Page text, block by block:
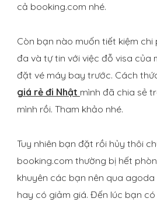
cả booking.com nhé.
Còn bạn nào muốn tiết kiệm
đa và tự tin với việc đỗ visa của
đặt vé máy bay trước. Cách
giá rẻ đi Nhật mình đã chia sẻ
mình rồi. Tham khảo nhé.
Tuy nhiên bạn đặt rồi hủy thôi
booking.com thường bị hết
khuyên các bạn nên qua
hay có giảm giá. Đến lúc bạn